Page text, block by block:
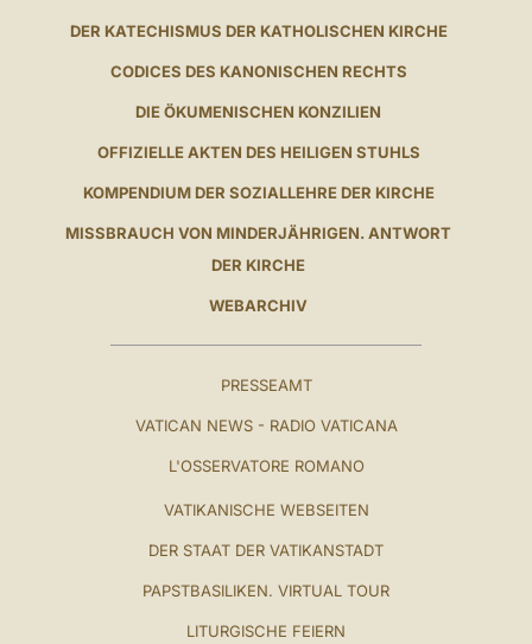
DER KATECHISMUS DER KATHOLISCHEN KIRCHE
CODICES DES KANONISCHEN RECHTS
DIE ÖKUMENISCHEN KONZILIEN
OFFIZIELLE AKTEN DES HEILIGEN STUHLS
KOMPENDIUM DER SOZIALLEHRE DER KIRCHE
MISSBRAUCH VON MINDERJÄHRIGEN. ANTWORT
DER KIRCHE
WEBARCHIV
PRESSEAMT
VATICAN NEWS - RADIO VATICANA
L'OSSERVATORE ROMANO
VATIKANISCHE WEBSEITEN
DER STAAT DER VATIKANSTADT
PAPSTBASILIKEN. VIRTUAL TOUR
LITURGISCHE FEIERN